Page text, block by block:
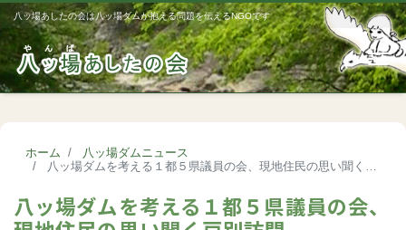
八ッ場あしたの会は八ッ場ダムが抱える問題を伝えるNGOです
ホーム
八ッ場ダムニュース
八ッ場ダムを考える１都５県議員の会、現地住民の思い聞く戸別訪問
八ッ場ダムを考える１都５県議員の会、